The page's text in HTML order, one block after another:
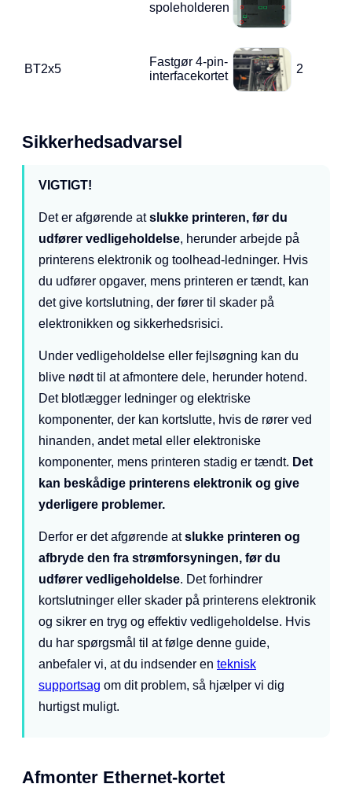
spoleholderen
BT2x5
Fastgør 4-pin-
interfacekortet
2
Sikkerhedsadvarsel
VIGTIGT!
Det er afgørende atslukke printeren, før du
udfører vedligeholdelse, herunder arbejde på
printerens elektronik og toolhead-ledninger. Hvis
du udfører opgaver, mens printeren er tændt, kan
det give kortslutning, der fører til skader på
elektronikken og sikkerhedsrisici.
Under vedligeholdelse eller fejlsøgning kan du
blive nødt til at afmontere dele, herunder hotend.
Det blotlægger ledninger og elektriske
komponenter, der kan kortslutte, hvis de rører ved
hinanden, andet metal eller elektroniske
komponenter, mens printeren stadig er tændt. Det
kan beskådige printerens elektronik og give
yderligere problemer.
Derfor er det afgørende atslukke printeren og
afbryde den fra strømforsyningen, før du
udfører vedligeholdelse. Det forhindrer
kortslutninger eller skader på printerens elektronik
og sikrer en tryg og effektiv vedligeholdelse. Hvis
du har spørgsmål til at følge denne guide,
anbefaler vi, at du indsender en teknisk
supportsag om dit problem, så hjælper vi dig
hurtigst muligt.
Afmonter Ethernet-kortet